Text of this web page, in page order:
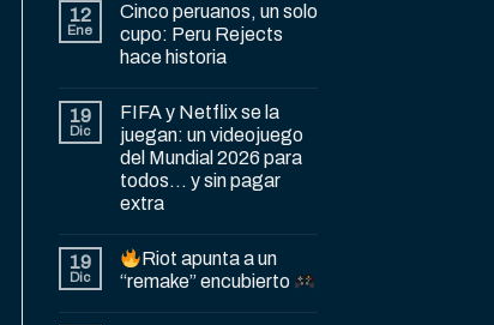
12
Ene
Cinco peruanos, un solo
cupo: Peru Rejects
hace historia
19
Dic
FIFA y Netflix se la
juegan: un videojuego
del Mundial 2026 para
todos… y sin pagar
extra
19
Dic
Riot apunta a un
“remake” encubierto